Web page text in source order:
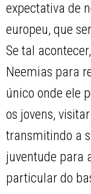
expectativa de
europeu, que
Se tal
Neemias para
único onde ele
os jovens,
transmitindo a
juventude para
particular do